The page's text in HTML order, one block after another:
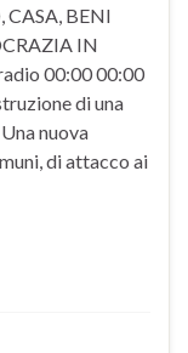
CASA, BENI
IN
00:00 00:00
di una
nuova
di attacco ai